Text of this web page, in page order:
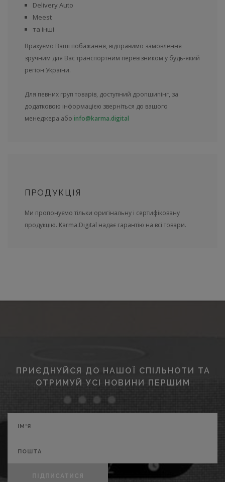
Delivery Auto
Meest
та інші
Врахуємо Ваші побажання, відправимо замовлення
зручним для Вас транспортним перевізником у будь-який
регіон України.
Для певних груп товарів, доступний дропшипінг, за
додатковою інформацією зверніться до вашого
менеджера або info@karma.digital
ПРОДУКЦІЯ
Ми пропонуємо тільки оригінальну і сертифіковану
продукцію. Karma.Digital надає гарантію на всі товари.
ПРИЄДНУЙСЯ ДО НАШОЇ СПІЛЬНОТИ ТА
ОТРИМУЙ УСІ НОВИНИ ПЕРШИМ
ПІДПИСАТИСЯ